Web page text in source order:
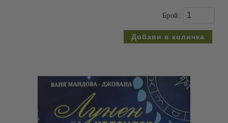
Брой: